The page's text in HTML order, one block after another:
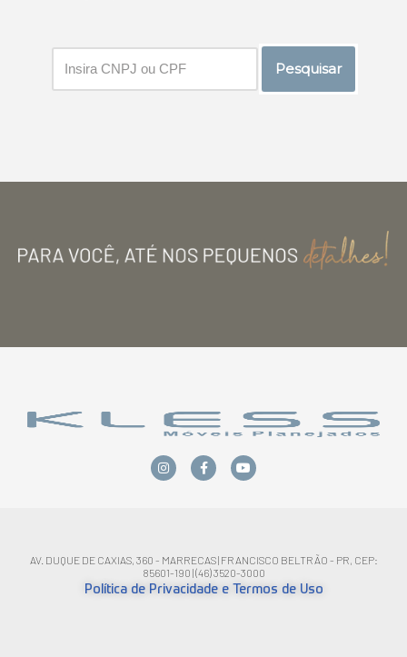
Pesquisar
AV. DUQUE DE CAXIAS, 360 - MARRECAS | FRANCISCO BELTRÃO - PR, CEP:
85601-190 | (46) 3520-3000
Política de Privacidade e Termos de Uso